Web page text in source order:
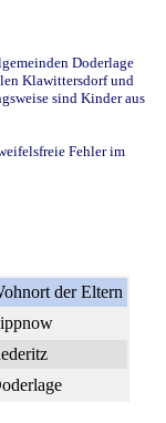
Doderlage
Klawittersdorf und
sind Kinder aus
Fehler im
der Eltern